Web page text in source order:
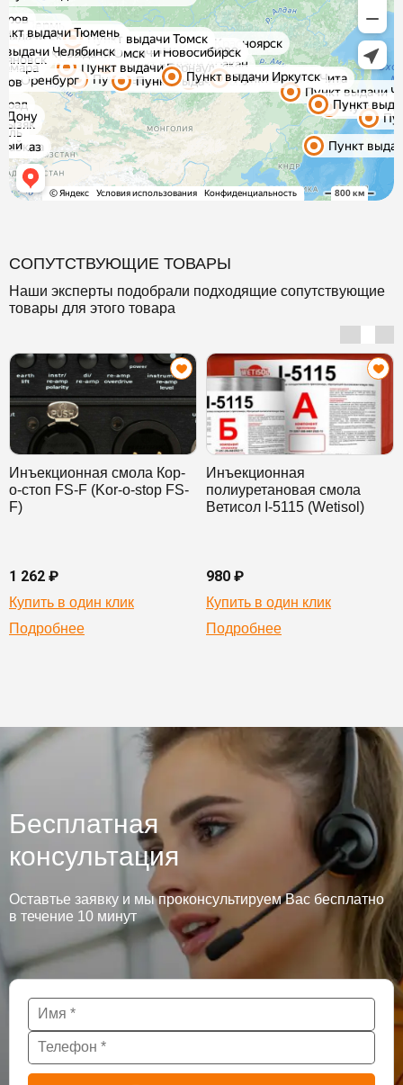
СОПУТСТВУЮЩИЕ ТОВАРЫ
Наши эксперты подобрали подходящие сопутствующие
товары для этого товара
Инъекционная смола Кор-
о-стоп FS-F (Kor-o-stop FS-
F)
1 262 ₽
Купить в один клик
Подробнее
Инъекционная
полиуретановая смола
Ветисол I-5115 (Wetisol)
980 ₽
Купить в один клик
Подробнее
Бесплатная
консультация
Оставтье заявку и мы проконсультируем Вас бесплатно
в течение 10 минут